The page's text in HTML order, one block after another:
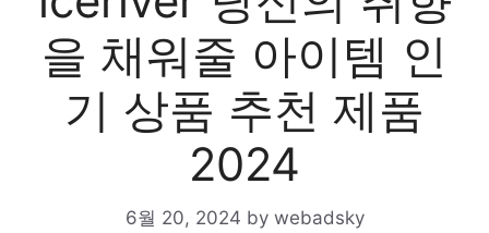
을 채워줄 아이템 인
기 상품 추천 제품
2024
6월 20, 2024 by webadsky